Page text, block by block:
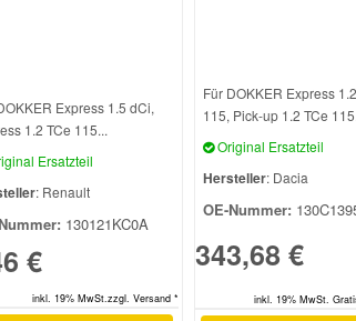
Express 1.5 dCi,
1.2 TCe 115...
Ersatzteil
: Renault
130121KC0A
€
inkl. 19% MwSt.zzgl. Versand *
Für DOKKER Express
115, Pick-up 1.2 TCe
Original Ersatzteil
Hersteller: Dacia
OE-Nummer:
343,68 €
inkl. 19% MwSt.